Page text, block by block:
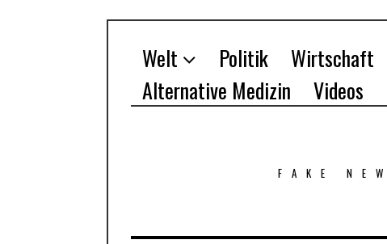
Welt Politik Wirtschaft
Alternative Medizin
Videos
FAKE